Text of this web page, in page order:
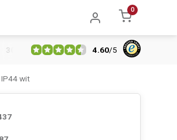
0
dagen retourrecht Vertrouwd online sinds
4.60/5
wit